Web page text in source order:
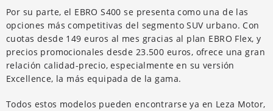
Por su parte, el EBRO S400 se presenta como una de las
opciones más competitivas del segmento SUV urbano. Con
cuotas desde 149 euros al mes gracias al plan EBRO Flex, y
precios promocionales desde 23.500 euros, ofrece una gran
relación calidad-precio, especialmente en su versión
Excellence, la más equipada de la gama.
Todos estos modelos pueden encontrarse ya en Leza Motor,